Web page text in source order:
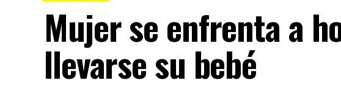
Mujer se enfrenta a
llevarse su bebé